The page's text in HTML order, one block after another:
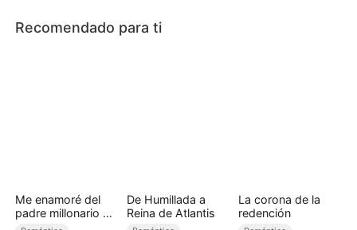
Recomendado para ti
Me enamoré del
padre millonario de
mi amiga
De Humillada a
Reina de Atlantis
La corona de la
redención